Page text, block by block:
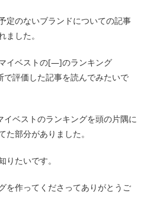
定のないブランドについての記事
ました。
イベストの[—]のランキング
評価した記事を読んでみたいで
ベストのランキングを頭の片隅に
部分がありました。
りたいです。
を作ってくださってありがとうご